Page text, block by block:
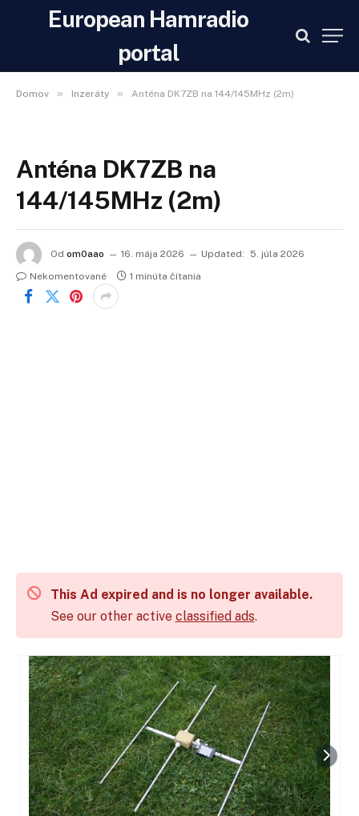
European Hamradio
portal
Domov » Inzeráty » Anténa DK7ZB na 144/145MHz (2m)
Anténa DK7ZB na
144/145MHz (2m)
Od om0aao 16. mája 2026 Updated: 5. júla 2026
Nekomentované
1 minúta čítania
This Ad expired and is no longer available.
See our other active classified ads.